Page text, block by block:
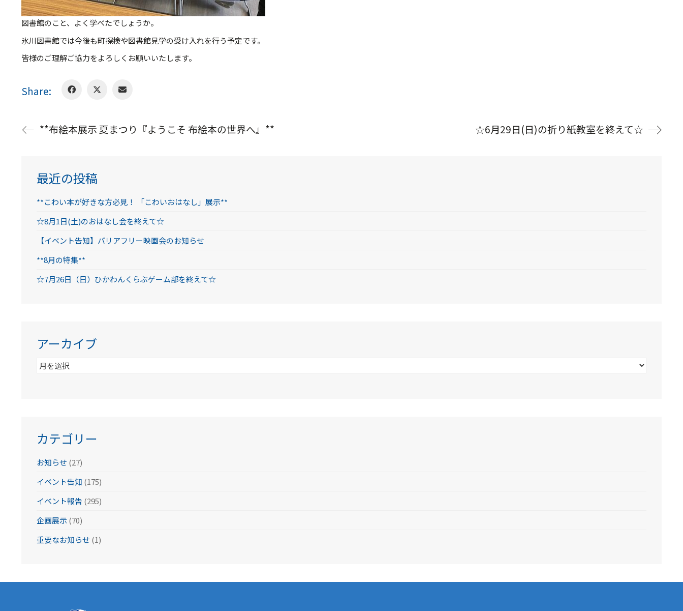
図書館のこと、よく学べたでしょうか。
氷川図書館では今後も町探検や図書館見学の受け入れを行う予定です。
皆様のご理解ご協力をよろしくお願いいたします。
Share:
**布絵本展示 夏まつり『ようこそ 布絵本の世界へ』** ☆6月29日(日)の折り紙教室を終えて☆
最近の投稿
**こわい本が好きな方必見！ 「こわいおはなし」展示**
☆8月1日(土)のおはなし会を終えて☆
【イベント告知】バリアフリー映画会のお知らせ
**8月の特集**
☆7月26日（日）ひかわんくらぶゲーム部を終えて☆
アーカイブ
ア
カテゴリー
お知らせ (27)
イベント告知 (175)
イベント報告 (295)
企画展示(70)
重要なお知らせ (1)